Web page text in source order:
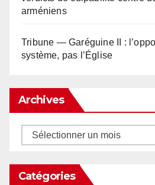
arméniens
Tribune — Garéguine II :
système, pas l’Église
Archives
Archives
Catégories